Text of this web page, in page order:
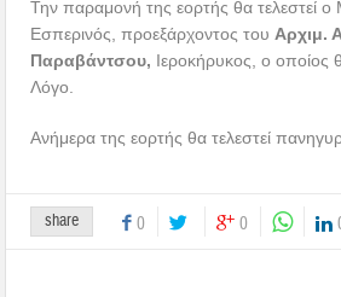
Την παραμονή της εορτής θα τελεστεί ο
Εσπερινός, προεξάρχοντος του Αρχιμ.
Παραβάντσου, Ιεροκήρυκος, ο οποίος
Λόγο.
Ανήμερα της εορτής θα τελεστεί
share 0 0